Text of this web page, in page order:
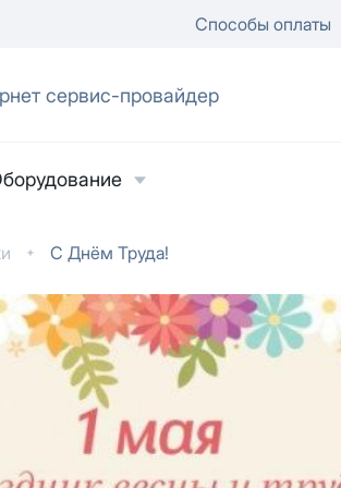
Способы оплаты
сервис-провайдер
С Днём Труда!
на обработку персональных данных
Политикой в отношении обработки
данных
лицо
/